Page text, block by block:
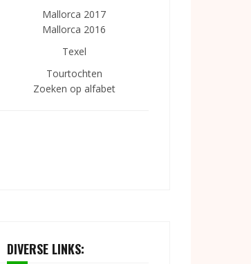
Mallorca 2017
Mallorca 2016
Texel
Tourtochten
Zoeken op alfabet
DIVERSE LINKS: